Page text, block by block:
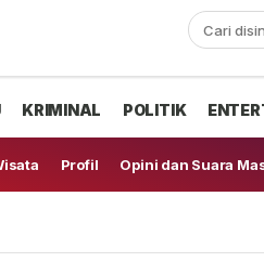
KRIMINAL POLITIK
Profil Opini dan Suara